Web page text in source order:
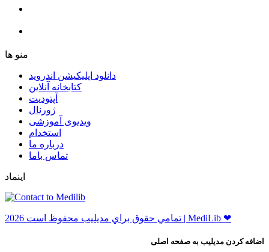
ﻣﻨﻮ ﻫﺎ
دانلود اپلیکیشن اندروید
ﮐﺘﺎﺑﺨﺎﻧﻪ ﺁﻧﻼﯾﻦ
ﺁﭘﺘﻮﺩﯾﺖ
ﮊﻭﺭﻧﺎﻝ
ویدیوی آموزشی
استخدام
درباره ما
ﺗﻤﺎﺱ ﺑﺎﻣﺎ
اینماد
ﺗﻤﺎﻣﻲ ﺣﻘﻮﻕ ﺑﺮاﻱ ﻣﺪﻳﻠﻴﺐ ﻣﺤﻔﻮﻅ اﺳﺖ 2026 | MediLib ❤
اضافه کردن مدیلیب به صفحه اصلی